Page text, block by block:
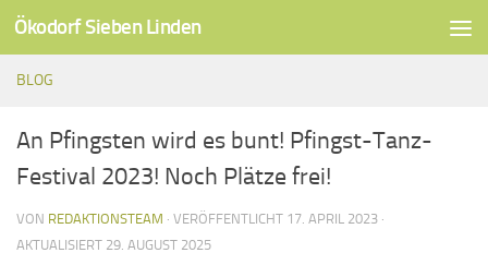
Unter dem Inhalt
Ökodorf Sieben Linden
BLOG
An Pfingsten wird es bunt! Pfingst-Tanz-
Festival 2023! Noch Plätze frei!
VON REDAKTIONSTEAM · VERÖFFENTLICHT 17. APRIL 2023 ·
AKTUALISIERT 29. AUGUST 2025